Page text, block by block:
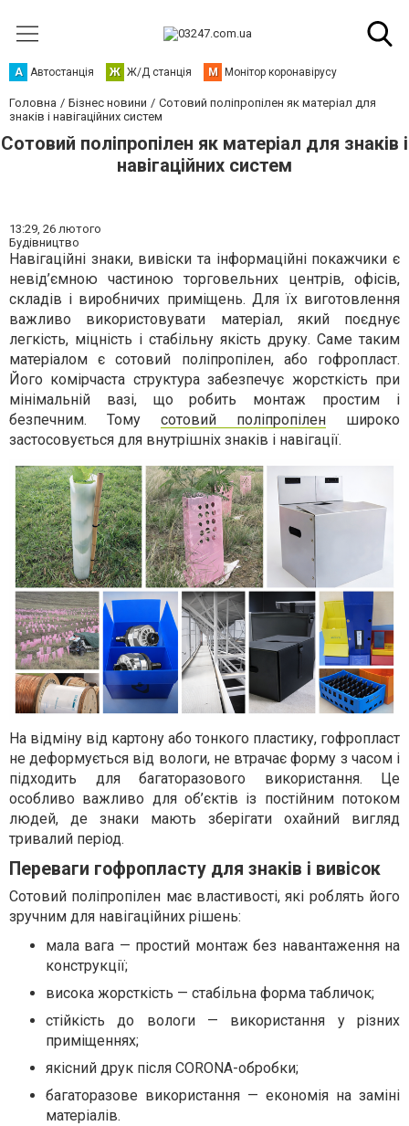
А Автостанція Ж Ж/Д станція М Монітор коронавірусу
Головна Бізнес новини
Сотовий поліпропілен як матеріал для
знаків і навігаційних систем
Сотовий поліпропілен як матеріал для знаків і
навігаційних систем
13:29, 26 лютого
Будівництво
Навігаційні знаки, вивіски та інформаційні покажчики є
невід’ємною частиною торговельних центрів, офісів,
складів і виробничих приміщень. Для їх виготовлення
важливо використовувати матеріал, який поєднує
легкість, міцність і стабільну якість друку. Саме таким
матеріалом є сотовий поліпропілен, або гофропласт.
Його комірчаста структура забезпечує жорсткість при
мінімальній вазі, що робить монтаж простим і
безпечним. Тому сотовий поліпропілен широко
застосовується для внутрішніх знаків і навігації.
На відміну від картону або тонкого пластику, гофропласт
не деформується від вологи, не втрачає форму з часом і
підходить для багаторазового використання. Це
особливо важливо для об’єктів із постійним потоком
людей, де знаки мають зберігати охайний вигляд
тривалий період.
Переваги гофропласту для знаків і вивісок
Сотовий поліпропілен має властивості, які роблять його
зручним для навігаційних рішень:
мала вага — простий монтаж без навантаження на
конструкції;
висока жорсткість — стабільна форма табличок;
стійкість до вологи — використання у різних
приміщеннях;
якісний друк після CORONA-обробки;
багаторазове використання — економія на заміні
матеріалів.